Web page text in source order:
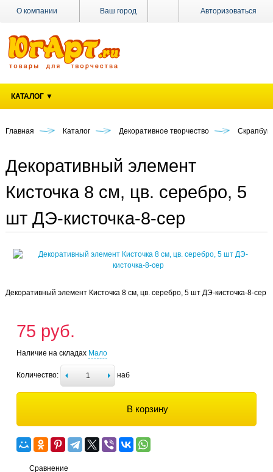
Ваш город Авторизоваться
О компании
Оплата
Наши
магазины
Новости
Контакты
КАТАЛОГ ▼
Главная Каталог Декоративное творчество
Декоративный элемент
Кисточка 8 см, цв. серебро, 5
шт ДЭ-кисточка-8-сер
Декоративный элемент Кисточка 8 см, цв. серебро, 5 шт ДЭ-кисточка-8-сер
75 руб.
Наличие на складах Мало
Количество: наб
В корзину
Сравнение